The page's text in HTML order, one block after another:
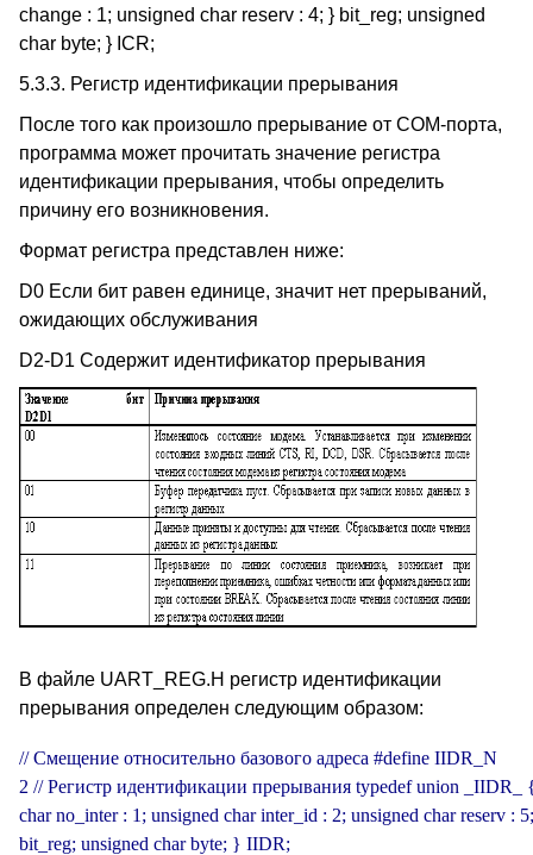
change : 1; unsigned char reserv : 4; } bit_reg; unsigned
char byte; } ICR;
5.3.3. Регистр идентификации прерывания
После того как произошло прерывание от COM-порта,
программа может прочитать значение регистра
идентификации прерывания, чтобы определить
причину его возникновения.
Формат регистра представлен ниже:
D0 Если бит равен единице, значит нет прерываний,
ожидающих обслуживания
D2-D1 Содержит идентификатор прерывания
В файле UART_REG.H регистр идентификации
прерывания определен следующим образом:
// Смещение относительно базового адреса #define IIDR_N
2 // Регистр идентификации прерывания typedef union
char no_inter : 1; unsigned char inter_id : 2; unsigned char reserv :
bit_reg; unsigned char byte; } IIDR;